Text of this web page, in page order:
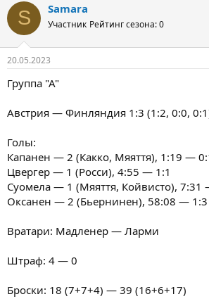
S Samara
Участник Рейтинг сезона: 0
20.05.2023
Группа "А"
Австрия — Финляндия 1:3 (1:2, 0:0,
Голы:
Капанен — 2 (Какко, Мяяття), 1:19 —
Цвергер — 1 (Росси), 4:55 — 1:1
Суомела — 1 (Мяяття, Койвисто), 7:31
Оксанен — 2 (Бьернинен), 58:08 — 1:3
Вратари: Мадленер — Ларми
Штраф: 4 — 0
Броски: 18 (7+7+4) — 39 (16+6+17)